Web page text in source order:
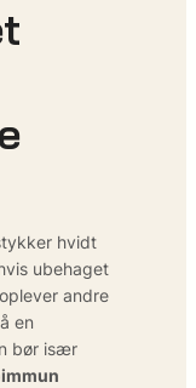
hvidt
ubehaget
andre
en
bør især